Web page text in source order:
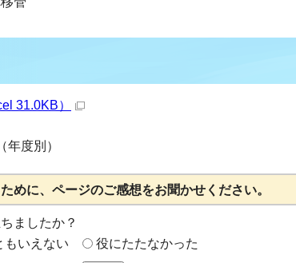
31.0KB）
度別）
めに、ページのご感想をお聞かせください。
ましたか？
もいえない 役にたたなかった